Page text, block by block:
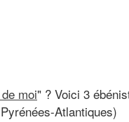
moi" ? Voici 3
Atlantiques)